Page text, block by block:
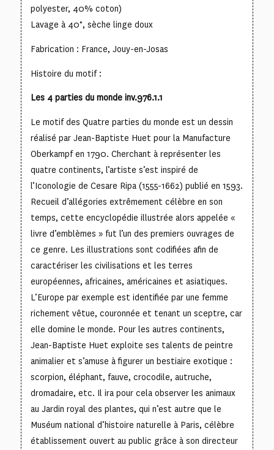
polyester, 40% coton)
Lavage à 40°, sèche linge doux
Fabrication : France, Jouy-en-Josas
Histoire du motif :
Les 4 parties du monde inv.976.1.1
Le motif des Quatre parties du monde est un dessin
réalisé par Jean-Baptiste Huet pour la Manufacture
Oberkampf en 1790. Cherchant à représenter les
quatre continents, l’artiste s’est inspiré de
l’Iconologie de Cesare Ripa (1555-1662) publié en 1593.
Recueil d’allégories extrêmement célèbre en son
temps, cette encyclopédie illustrée alors appelée «
livre d’emblèmes » fut l’un des premiers ouvrages de
ce genre. Les illustrations sont codifiées afin de
caractériser les civilisations et les terres
européennes, africaines, américaines et asiatiques.
L’Europe par exemple est identifiée par une femme
richement vêtue, couronnée et tenant un sceptre, car
elle domine le monde. Pour les autres continents,
Jean-Baptiste Huet exploite ses talents de peintre
animalier et s’amuse à figurer un bestiaire exotique :
scorpion, éléphant, fauve, crocodile, autruche,
dromadaire, etc. Il ira pour cela observer les animaux
au Jardin royal des plantes, qui n’est autre que le
Muséum national d’histoire naturelle à Paris, célèbre
établissement ouvert au public grâce à son directeur